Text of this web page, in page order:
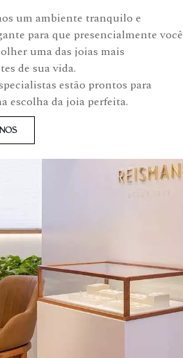
um ambiente tranquilo e
para que presencialmente você
uma das joias mais
de sua vida.
estão prontos para
escolha da joia perfeita.